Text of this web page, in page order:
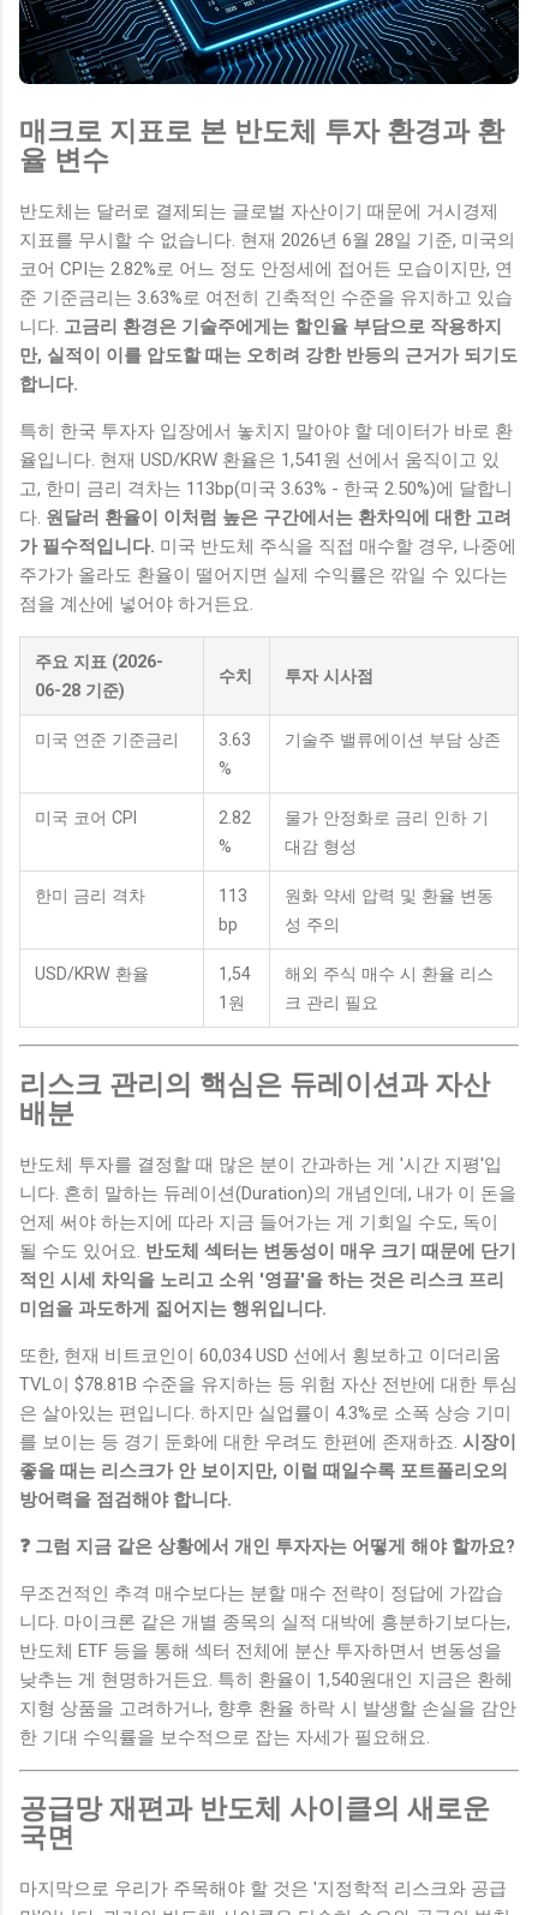
매크로 지표로 본 반도체 투자 환경과 환
율 변수
반도체는 달러로 결제되는 글로벌 자산이기 때문에 거시경제
지표를 무시할 수 없습니다. 현재 2026년 6월 28일 기준, 미국의
코어 CPI는 2.82%로 어느 정도 안정세에 접어든 모습이지만, 연
준 기준금리는 3.63%로 여전히 긴축적인 수준을 유지하고 있습
니다. 고금리 환경은 기술주에게는 할인율 부담으로 작용하지
만, 실적이 이를 압도할 때는 오히려 강한 반등의 근거가 되기도
합니다.
특히 한국 투자자 입장에서 놓치지 말아야 할 데이터가 바로 환
율입니다. 현재 USD/KRW 환율은 1,541원 선에서 움직이고 있
고, 한미 금리 격차는 113bp(미국 3.63% - 한국 2.50%)에 달합니
다. 원달러 환율이 이처럼 높은 구간에서는 환차익에 대한 고려
가 필수적입니다. 미국 반도체 주식을 직접 매수할 경우, 나중에
주가가 올라도 환율이 떨어지면 실제 수익률은 깎일 수 있다는
점을 계산에 넣어야 하거든요.
주요 지표 (2026-
06-28 기준)
수치 투자 시사점
미국 연준 기준금리
3.63
%
기술주 밸류에이션 부담 상존
미국 코어 CPI
2.82
%
물가 안정화로 금리 인하 기
대감 형성
한미 금리 격차
113
bp
원화 약세 압력 및 환율 변동
성 주의
USD/KRW 환율
1,54
1원
해외 주식 매수 시 환율 리스
크 관리 필요
리스크 관리의 핵심은 듀레이션과 자산
배분
반도체 투자를 결정할 때 많은 분이 간과하는 게 '시간 지평'입
니다. 흔히 말하는 듀레이션(Duration)의 개념인데, 내가 이 돈을
언제 써야 하는지에 따라 지금 들어가는 게 기회일 수도, 독이
될 수도 있어요. 반도체 섹터는 변동성이 매우 크기 때문에 단기
적인 시세 차익을 노리고 소위 '영끌'을 하는 것은 리스크 프리
미엄을 과도하게 짊어지는 행위입니다.
또한, 현재 비트코인이 60,034 USD 선에서 횡보하고 이더리움
TVL이 $78.81B 수준을 유지하는 등 위험 자산 전반에 대한 투심
은 살아있는 편입니다. 하지만 실업률이 4.3%로 소폭 상승 기미
를 보이는 등 경기 둔화에 대한 우려도 한편에 존재하죠. 시장이
좋을 때는 리스크가 안 보이지만, 이럴 때일수록 포트폴리오의
방어력을 점검해야 합니다.
❓ 그럼 지금 같은 상황에서 개인 투자자는 어떻게 해야 할까요?
무조건적인 추격 매수보다는 분할 매수 전략이 정답에 가깝습
니다. 마이크론 같은 개별 종목의 실적 대박에 흥분하기보다는,
반도체 ETF 등을 통해 섹터 전체에 분산 투자하면서 변동성을
낮추는 게 현명하거든요. 특히 환율이 1,540원대인 지금은 환헤
지형 상품을 고려하거나, 향후 환율 하락 시 발생할 손실을 감안
한 기대 수익률을 보수적으로 잡는 자세가 필요해요.
공급망 재편과 반도체 사이클의 새로운
국면
마지막으로 우리가 주목해야 할 것은 '지정학적 리스크와 공급